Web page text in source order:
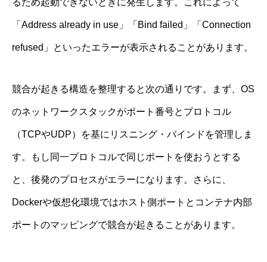
「Address already in use」「Bind failed」「Connection
refused」といったエラーが表示されることがあります。
競合が起きる構造を整理すると次の通りです。まず、OS
のネットワークスタックがポート番号とプロトコル
（TCPやUDP）を基にリスニング・バインドを管理しま
す。もし同一プロトコルで同じポートを使おうとする
と、後発のプロセスがエラーになります。さらに、
Dockerや仮想化環境ではホスト側ポートとコンテナ内部
ポートのマッピングで競合が起きることがあります。